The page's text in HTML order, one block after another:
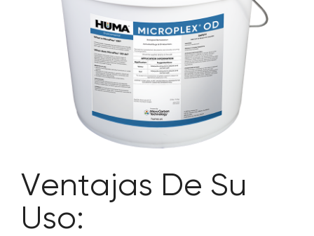
SOBRE NOSOTROS
CONTACTANOS
Ventajas De Su
Uso: